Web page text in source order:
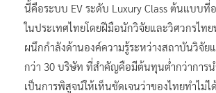
นี้คือระบบ EV ระดับ Luxury Class ต้นแบบ
ในประเทศไทยโดยฝีมือนักวิจัยและวิศวกรไท
ผนึกกำลังด้านองค์ความรู้ระหว่างสถาบันวิจัย
กว่า 30 บริษัท ที่สำคัญคือมีต้นทุนต่ำกว่าการน
เป็นการพิสูจน์ให้เห็นชัดเจนว่าของไทยทำไม่ไ